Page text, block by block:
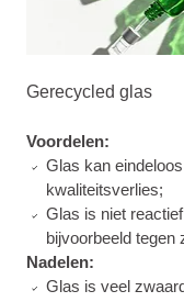
Gerecycled glas
Voordelen:
Glas kan
kwaliteitsverlies;
Glas is niet
bijvoorbeeld tegen
Nadelen:
Glas is veel